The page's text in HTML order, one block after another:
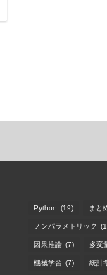
Python (19) まと
ノンパラメトリック
因果推論 (7) 多変
機械学習 (7) 統計